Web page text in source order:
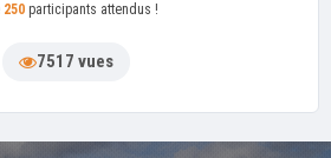
250 participants attendus !
7517 vues